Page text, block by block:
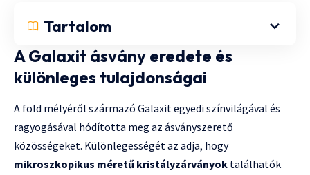
Tartalom
A Galaxit ásvány eredete és
különleges tulajdonságai
A föld mélyéről származó Galaxit egyedi színvilágával és
ragyogásával hódította meg az ásványszerető
közösségeket. Különlegességét az adja, hogy
mikroszkopikus méretű kristályzárványok találhatók